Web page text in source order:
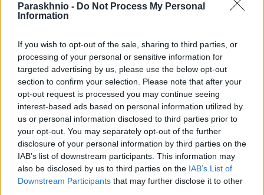
Paraskhnio - Do Not Process My Personal
Information
If you wish to opt-out of the sale, sharing to third parties, or
processing of your personal or sensitive information for
targeted advertising by us, please use the below opt-out
section to confirm your selection. Please note that after your
opt-out request is processed you may continue seeing
interest-based ads based on personal information utilized by
us or personal information disclosed to third parties prior to
your opt-out. You may separately opt-out of the further
disclosure of your personal information by third parties on the
IAB’s list of downstream participants. This information may
also be disclosed by us to third parties on the IAB’s List of
Downstream Participants that may further disclose it to other
ΕΛΛΆΔΑ
Φωτιά τώρα στην Κρήνη Φαρσάλων – Ήχησε το 112
ΑΝΑΡΤΗΘΗΚΕ ΑΠΟ ΆΛΚΗΣΤΗ ΓΑΤΟΠΟΎΛΟΥ 6 ΑΥΓΟΎΣΤΟΥ 2026